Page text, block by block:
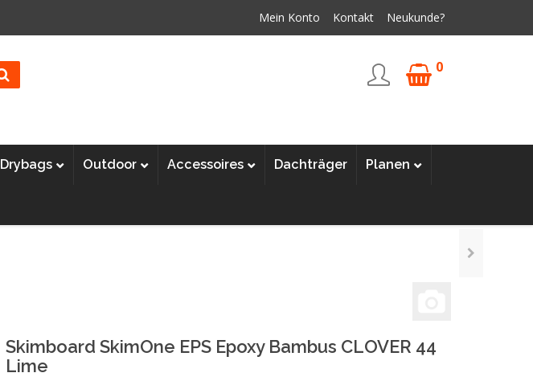
Mein Konto Kontakt Neukunde?
0
Drybags Outdoor Accessoires Dachträger Planen
Skimboard SkimOne EPS Epoxy Bambus CLOVER 44
Lime